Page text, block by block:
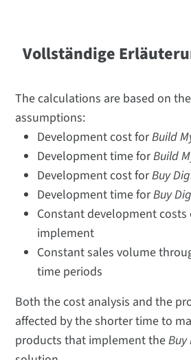
Vollständige
The calculations are based on
assumptions:
Development cost forBuild
Development time forBuild
Development cost forBuy
Development time forBuy
Constant development
implement
Constant sales volume
time periods
Both the cost analysis and the
affected by the shorter time to
products that implement theBuy